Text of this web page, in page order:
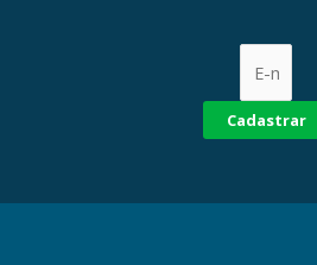
Cadastrar